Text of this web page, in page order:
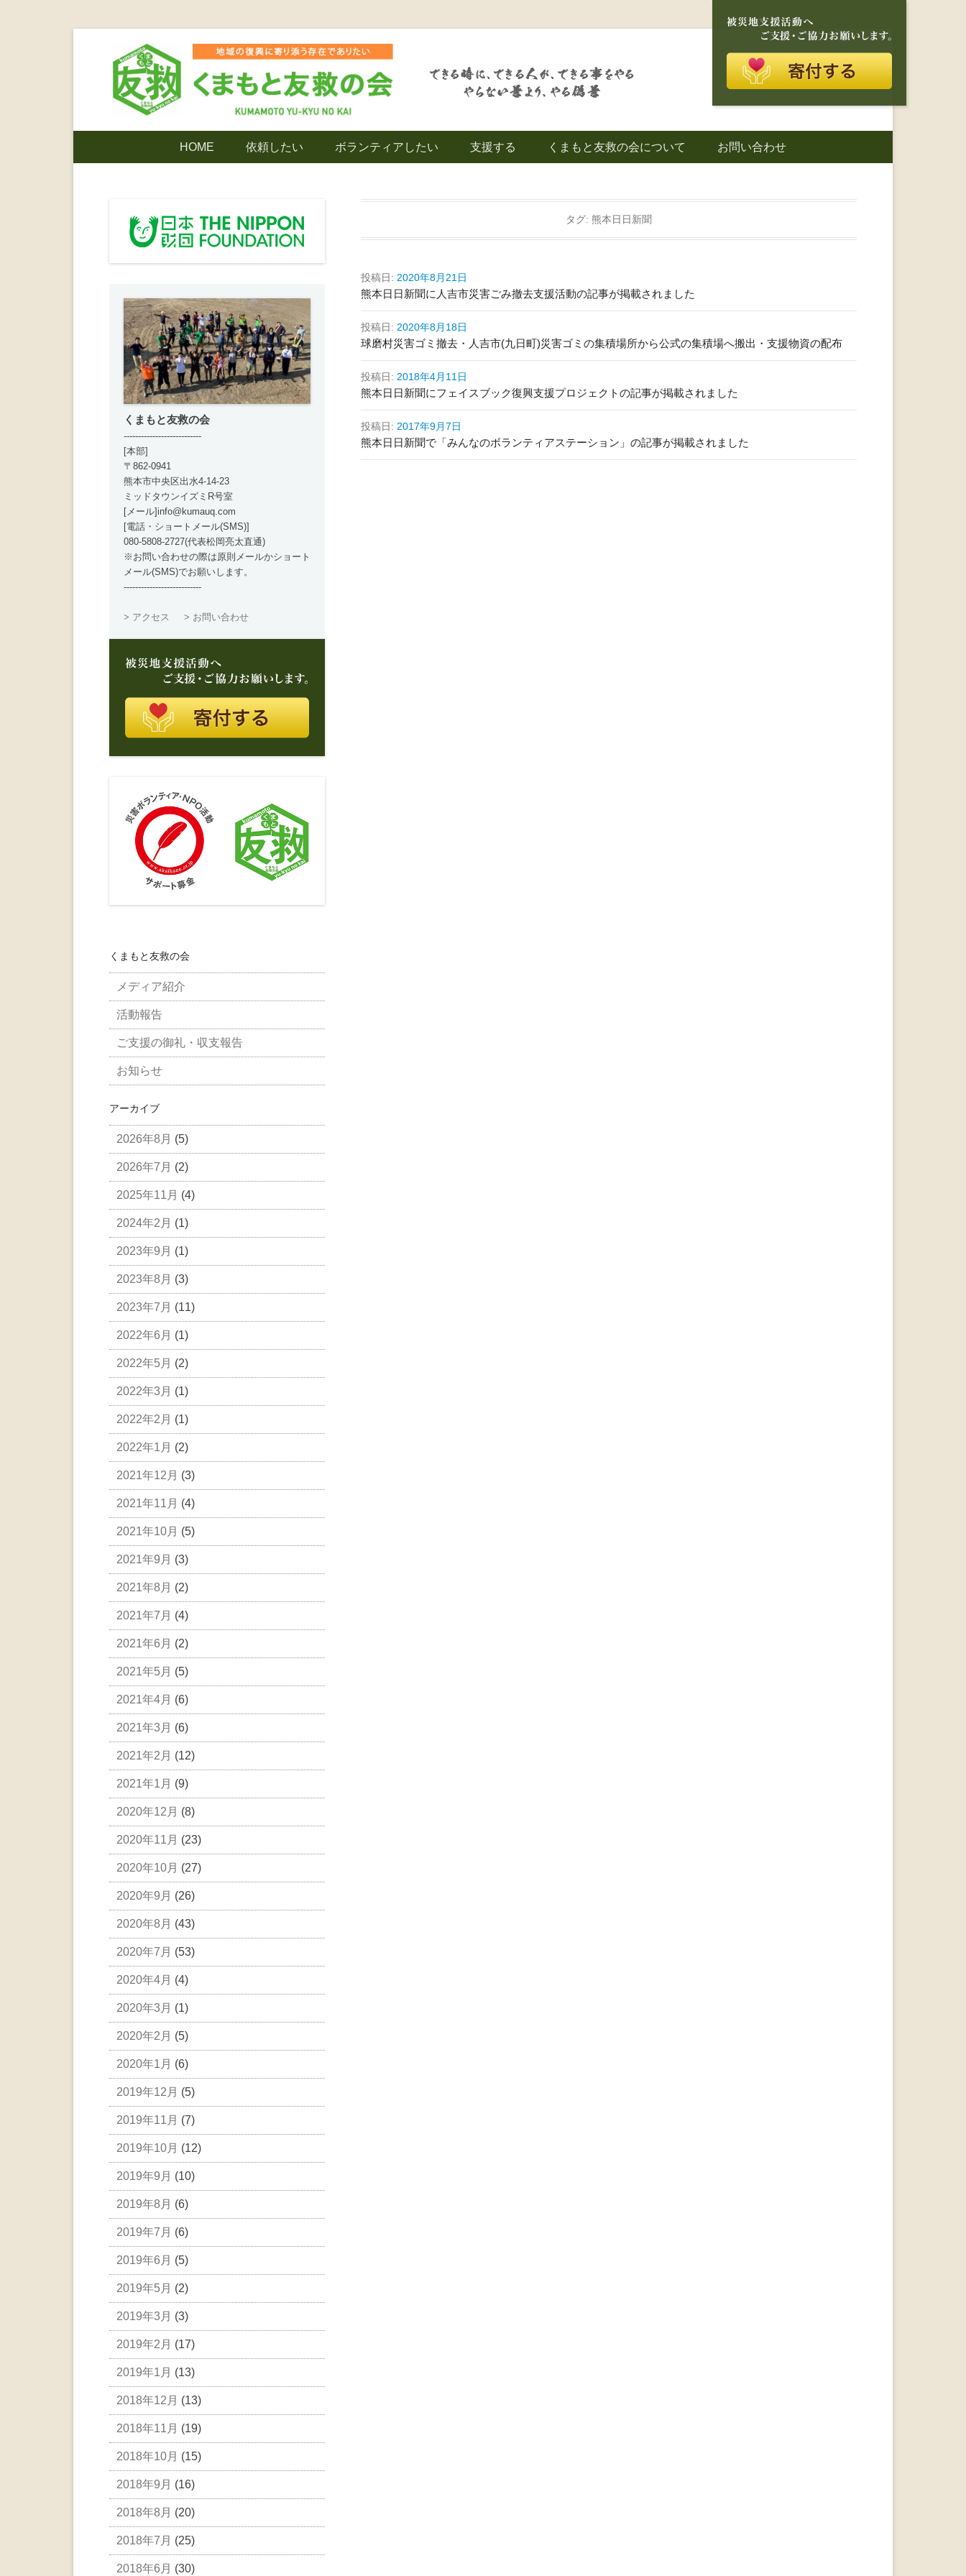
くまもと友救の会｜地域の復興に寄り添う存在
でありたい｜熊本県上益城郡益城町｜災害ボラ
ンティア
HOME 依頼したい ボランティアしたい 支援する くまもと友救の会について お問い合わせ
タグ: 熊本日日新聞
投稿日: 2020年8月21日
熊本日日新聞に人吉市災害ごみ撤去支援活動の記事が掲載されました
投稿日: 2020年8月18日
球磨村災害ゴミ撤去・人吉市(九日町)災害ゴミの集積場所から公式の集積場へ搬出・支援物資の配布
投稿日: 2018年4月11日
熊本日日新聞にフェイスブック復興支援プロジェクトの記事が掲載されました
投稿日: 2017年9月7日
熊本日日新聞で「みんなのボランティアステーション」の記事が掲載されました
くまもと友救の会
---------------------------
[本部]
〒862-0941
熊本市中央区出水4-14-23
ミッドタウンイズミR号室
[メール]info@kumauq.com
[電話・ショートメール(SMS)]
080-5808-2727(代表松岡亮太直通)
※お問い合わせの際は原則メールかショート
メール(SMS)でお願いします。
---------------------------
> アクセス > お問い合わせ
くまもと友救の会
メディア紹介
活動報告
ご支援の御礼・収支報告
お知らせ
アーカイブ
2026年8月 (5)
2026年7月 (2)
2025年11月 (4)
2024年2月 (1)
2023年9月 (1)
2023年8月 (3)
2023年7月 (11)
2022年6月 (1)
2022年5月 (2)
2022年3月 (1)
2022年2月 (1)
2022年1月 (2)
2021年12月 (3)
2021年11月 (4)
2021年10月 (5)
2021年9月 (3)
2021年8月 (2)
2021年7月 (4)
2021年6月 (2)
2021年5月 (5)
2021年4月 (6)
2021年3月 (6)
2021年2月 (12)
2021年1月 (9)
2020年12月 (8)
2020年11月 (23)
2020年10月 (27)
2020年9月 (26)
2020年8月 (43)
2020年7月 (53)
2020年4月 (4)
2020年3月 (1)
2020年2月 (5)
2020年1月 (6)
2019年12月 (5)
2019年11月 (7)
2019年10月 (12)
2019年9月 (10)
2019年8月 (6)
2019年7月 (6)
2019年6月 (5)
2019年5月 (2)
2019年3月 (3)
2019年2月 (17)
2019年1月 (13)
2018年12月 (13)
2018年11月 (19)
2018年10月 (15)
2018年9月 (16)
2018年8月 (20)
2018年7月 (25)
2018年6月 (30)